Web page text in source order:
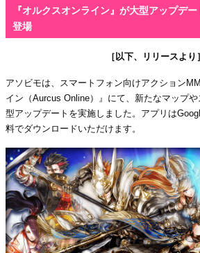
『オルクスオンライン』が大型アップデ
登場
［以下、リリースより］
アソビモは、スマートフォン向けアクション
イン（Aurcus Online）』にて、新たなマップ
型アップデートを実施しました。アプリは
料でダウンロードいただけます。